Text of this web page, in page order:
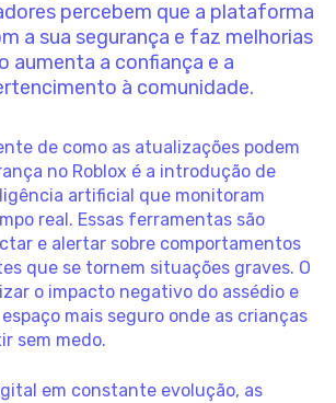
percebem que a plataforma
a sua segurança e faz melhorias
aumenta a confiança e a
à comunidade.
de como as atualizações podem
no Roblox é a introdução de
artificial que monitoram
real. Essas ferramentas são
e alertar sobre comportamentos
que se tornem situações graves. O
o impacto negativo do assédio e
mais seguro onde as crianças
sem medo.
em constante evolução, as